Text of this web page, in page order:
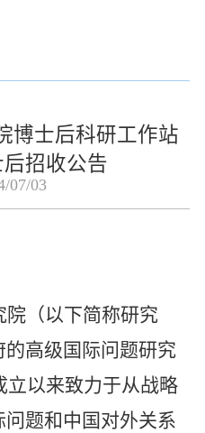
博士后科研工作站
招收公告
07/03
院（以下简称研究
高级国际问题研究
立以来致力于从战略
题和中国对外关系